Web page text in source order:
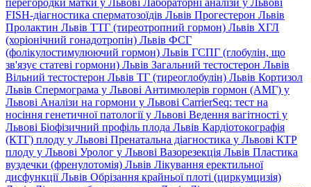
FISH-діагностика сперматозоїдів Львів Прогестерон Львів
Пролактин Львів ТТГ (тиреотропний гормон) Львів ХГЛ
(хоріонічний гонадотропін) Львів ФСГ
(фолікулостимулюючий гормон) Львів ГСПГ (глобулін, що
зв'язує статеві гормони) Львів Загальний тестостерон Львів
Вільний тестостерон Львів ТГ (тиреоглобулін) Львів Кортизол
Львів Спермограма у Львові Антимюлерів гормон (АМГ) у
Львові Аналізи на гормони у Львові CarrierSeq: тест на
носіння генетичної патології у Львові Ведення вагітності у
Львові Біофізичний профіль плода Львів Кардіотокографія
(КТГ) плоду у Львові Пренатальна діагностика у Львові КТР
плоду у Львові Уролог у Львові Вазорезекція Львів Пластика
вуздечки (френулотомія) Львів Лікування еректильної
дисфункції Львів Обрізання крайньої плоті (циркумцизія)